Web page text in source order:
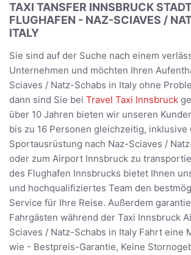
TAXI TANSFER INNSBRUCK
FLUGHAFEN - NAZ-SCIAVES /
ITALY
Sie sind auf der Suche nach einem
Unternehmen und möchten Ihren
Sciaves / Natz-Schabs in Italy ohne
dann sind Sie bei Travel Taxi Innsbruck
über 10 Jahren bieten wir unseren
bis zu 16 Personen gleichzeitig, inklusive
Sportausrüstung nach Naz-Sciaves /
oder zum Airport Innsbruck zu
des Flughafen Innsbrucks bietet Ihnen
und hochqualifiziertes Team den
Service für Ihre Reise. Außerdem
Fahrgästen während der Taxi Innsbruck
Sciaves / Natz-Schabs in Italy Fahrt eine
wie - Bestpreis-Garantie, Keine